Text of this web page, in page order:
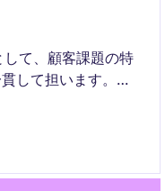
て、顧客課題の特
して担います。
ら顧客満足度向上
ジションです。